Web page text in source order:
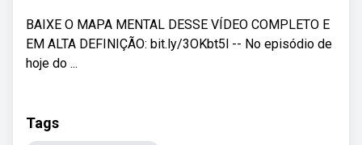
BAIXE O MAPA MENTAL DESSE VÍDEO COMPLETO E
EM ALTA DEFINIÇÃO: bit.ly/3OKbt5l -- No episódio de
hoje do ...
Tags